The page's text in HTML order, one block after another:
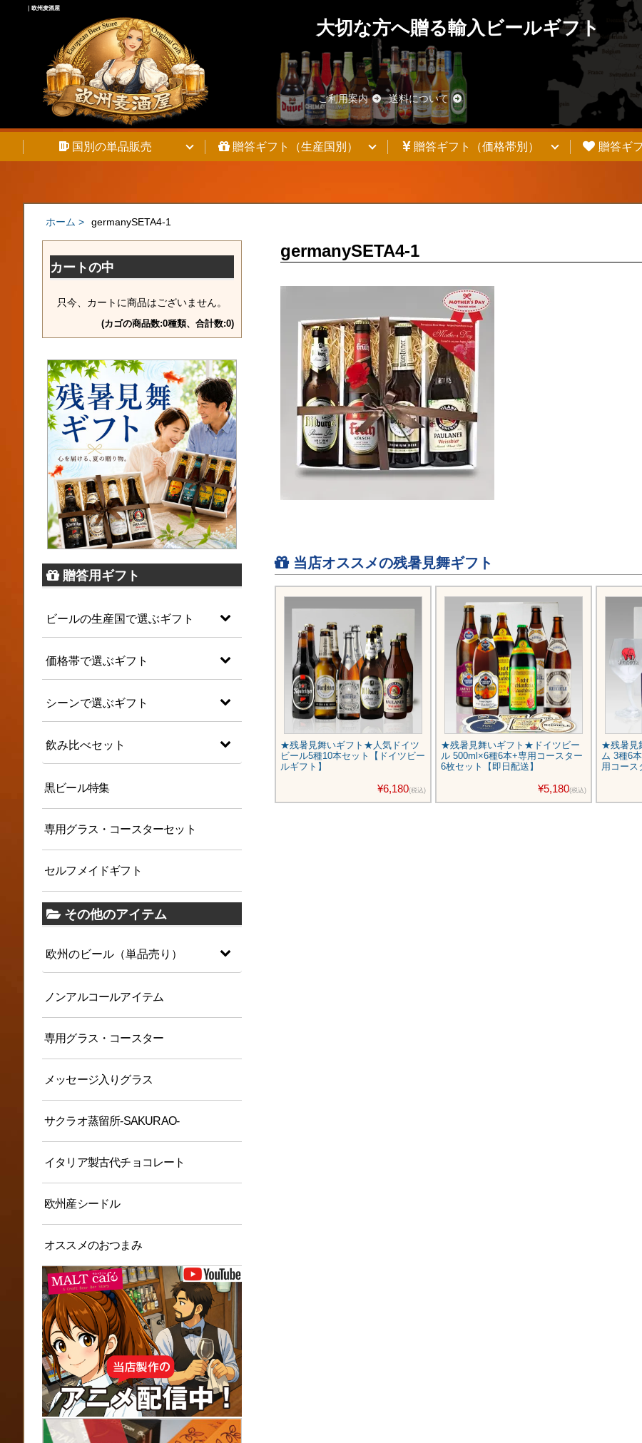
: Undefined array key 0 in /home/pixie262/chambeer.net/public_html/wp-content/themes/welcart_basic/functions.php on line
: Attempt to read property "cat_name" on null in /home/pixie262/chambeer.net/public_html/wp-content/themes/welcart_basic/
｜欧州麦酒屋
大切な方へ贈る輸入ビールギフト
ご利用案内 送料について
国別の単品販売 贈答ギフト（生産国別） 贈答ギフト（価格帯別） 贈答ギ
ホーム > germanySETA4-1
germanySETA4-1
当店オススメの残暑見舞ギフト
★残暑見舞いギフト★人気ドイツ
送】
★残暑見舞いギフト★人気ドイツ
ビール5種10本セット【ドイツビー
ルギフト】
¥6,180(税込)
★残暑見舞いギフト★ドイツビー
ル 500ml×6種6本+専用コースター
6枚セット【即日配送】
¥5,180(税込)
★残暑見
ム 3種6
用コース
カートの中
只今、カートに商品はございません。
(カゴの商品数:0種類、合計数:0)
贈答用ギフト
ビールの生産国で選ぶギフト
価格帯で選ぶギフト
シーンで選ぶギフト
飲み比べセット
黒ビール特集
専用グラス・コースターセット
セルフメイドギフト
その他のアイテム
欧州のビール（単品売り）
ノンアルコールアイテム
専用グラス・コースター
メッセージ入りグラス
サクラオ蒸留所-SAKURAO-
イタリア製古代チョコレート
欧州産シードル
オススメのおつまみ